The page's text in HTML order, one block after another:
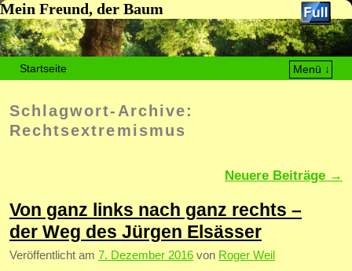
Mein Freund, der Baum
Startseite
Menü ↓
Schlagwort-Archive:
Rechtsextremismus
Neuere Beiträge →
Von ganz links nach ganz rechts –
der Weg des Jürgen Elsässer
Veröffentlicht am 7. Dezember 2016 von Roger Weil